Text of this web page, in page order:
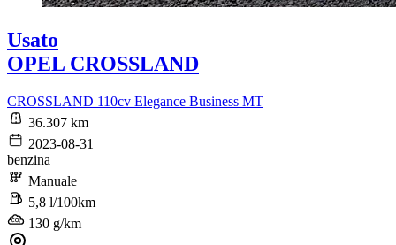
Usato
OPEL CROSSLAND
CROSSLAND 110cv Elegance Business MT
36.307 km
2023-08-31
benzina
Manuale
5,8 l/100km
130 g/km